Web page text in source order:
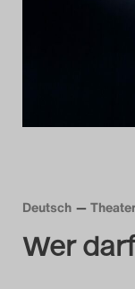
Das
Das
Das
Deutsch
Wer